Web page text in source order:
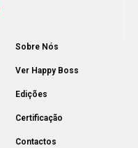
Sobre Nós
Ver Happy Boss
Edições
Certificação
Contactos